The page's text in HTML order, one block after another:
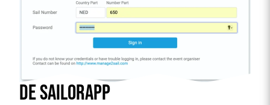
DE SAILORAPP